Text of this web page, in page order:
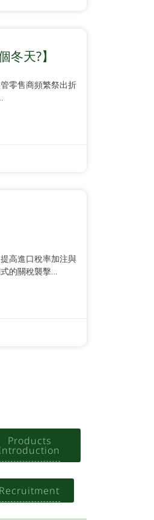
冬天?】
零售商頻繁祭出折
高進口稅率加注與
的關稅襲擊…
Products
Recruitment